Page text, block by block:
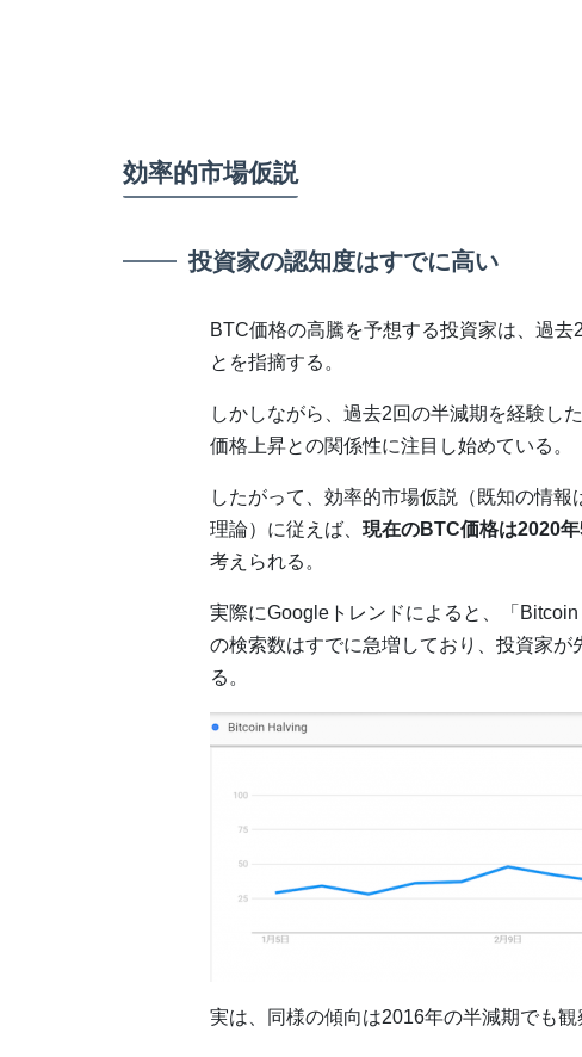
効率的市場仮説
投資家の認知度はすでに高い
BTC価格の高騰を予想する投資家は、過
とを指摘する。
しかしながら、過去2回の半減期を経験し
価格上昇との関係性に注目し始めている。
したがって、効率的市場仮説（既知の情
理論）に従えば、 現在のBTC価格は2020
考えられる。
実際にGoogleトレンドによると、「
の検索数はすでに急増しており、投資家
る。
実は、同様の傾向は2016年の半減期でも観